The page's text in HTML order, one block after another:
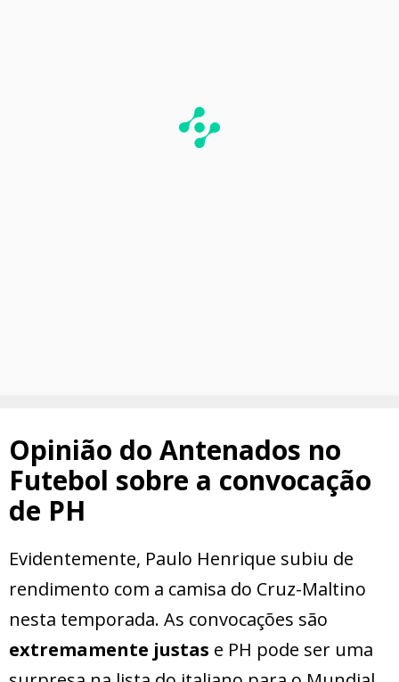
Opinião do Antenados no
Futebol sobre a convocação
de PH
Evidentemente, Paulo Henrique subiu de
rendimento com a camisa do Cruz-Maltino
nesta temporada. As convocações são
extremamente justas e PH pode ser uma